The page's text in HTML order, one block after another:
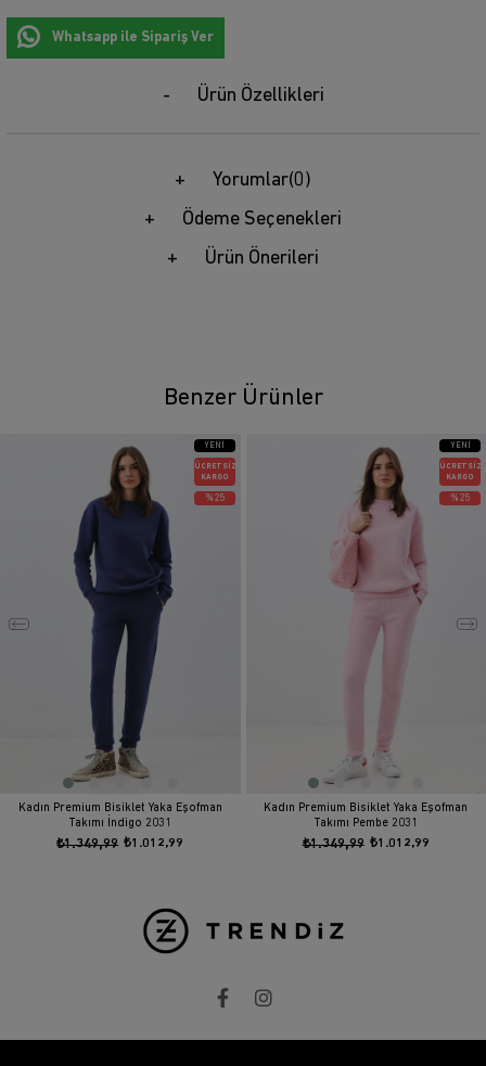
Whatsapp ile Sipariş Ver
Ürün Özellikleri
Yorumlar(0)
Ödeme Seçenekleri
Ürün Önerileri
Benzer Ürünler
Kadın Premium Bisiklet Yaka Eşofman
Takımı İndigo 2031
₺1.012,99
₺1.349,99
YENI
ÜRÜN
ÜCRETSIZ
KARGO
%25
Kadın Premium Bisiklet Yaka Eşofman
Takımı Pembe 2031
₺1.012,99
₺1.349,99
YENI
ÜRÜN
ÜCRETSIZ
KARGO
%25